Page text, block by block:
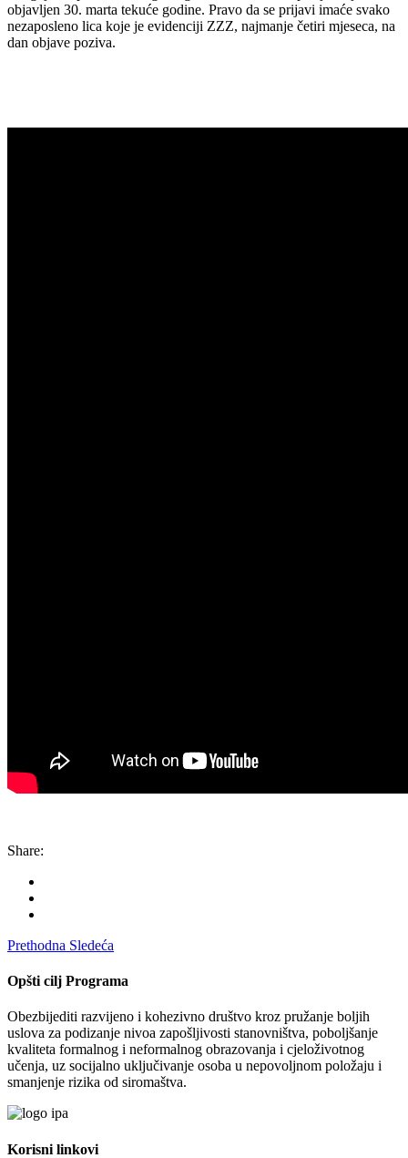
objavljen 30. marta tekuće godine. Pravo da se prijavi imaće svako
nezaposleno lica koje je evidenciji ZZZ, najmanje četiri mjeseca, na
dan objave poziva.
Share:
Prethodna Sledeća
Opšti cilj Programa
Obezbijediti razvijeno i kohezivno društvo kroz pružanje boljih
uslova za podizanje nivoa zapošljivosti stanovništva, poboljšanje
kvaliteta formalnog i neformalnog obrazovanja i cjeloživotnog
učenja, uz socijalno uključivanje osoba u nepovoljnom položaju i
smanjenje rizika od siromaštva.
Korisni linkovi